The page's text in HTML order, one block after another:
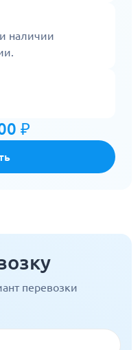
наличии
₽
перевозки